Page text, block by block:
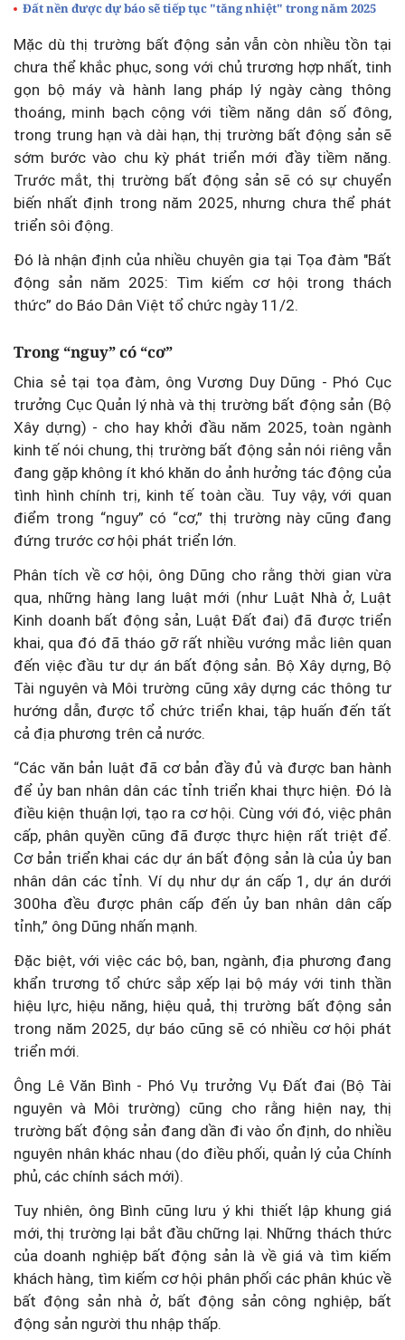
Đất nền được dự báo sẽ tiếp tục "tăng nhiệt" trong năm 2025
Mặc dù thị trường bất động sản vẫn còn nhiều tồn tại
chưa thể khắc phục, song với chủ trương hợp nhất, tinh
gọn bộ máy và hành lang pháp lý ngày càng thông
thoáng, minh bạch cộng với tiềm năng dân số đông,
trong trung hạn và dài hạn, thị trường bất động sản sẽ
sớm bước vào chu kỳ phát triển mới đầy tiềm năng.
Trước mắt, thị trường bất động sản sẽ có sự chuyển
biến nhất định trong năm 2025, nhưng chưa thể phát
triển sôi động.
Đó là nhận định của nhiều chuyên gia tại Tọa đàm "Bất
động sản năm 2025: Tìm kiếm cơ hội trong thách
thức” do Báo Dân Việt tổ chức ngày 11/2.
Trong “nguy” có “cơ”
Chia sẻ tại tọa đàm, ông Vương Duy Dũng - Phó Cục
trưởng Cục Quản lý nhà và thị trường bất động sản (Bộ
Xây dựng) - cho hay khởi đầu năm 2025, toàn ngành
kinh tế nói chung, thị trường bất động sản nói riêng vẫn
đang gặp không ít khó khăn do ảnh hưởng tác động của
tình hình chính trị, kinh tế toàn cầu. Tuy vậy, với quan
điểm trong “nguy” có “cơ,” thị trường này cũng đang
đứng trước cơ hội phát triển lớn.
Phân tích về cơ hội, ông Dũng cho rằng thời gian vừa
qua, những hàng lang luật mới (như Luật Nhà ở, Luật
Kinh doanh bất động sản, Luật Đất đai) đã được triển
khai, qua đó đã tháo gỡ rất nhiều vướng mắc liên quan
đến việc đầu tư dự án bất động sản. Bộ Xây dựng, Bộ
Tài nguyên và Môi trường cũng xây dựng các thông tư
hướng dẫn, được tổ chức triển khai, tập huấn đến tất
cả địa phương trên cả nước.
“Các văn bản luật đã cơ bản đầy đủ và được ban hành
để ủy ban nhân dân các tỉnh triển khai thực hiện. Đó là
điều kiện thuận lợi, tạo ra cơ hội. Cùng với đó, việc phân
cấp, phân quyền cũng đã được thực hiện rất triệt để.
Cơ bản triển khai các dự án bất động sản là của ủy ban
nhân dân các tỉnh. Ví dụ như dự án cấp 1, dự án dưới
300ha đều được phân cấp đến ủy ban nhân dân cấp
tỉnh,” ông Dũng nhấn mạnh.
Đặc biệt, với việc các bộ, ban, ngành, địa phương đang
khẩn trương tổ chức sắp xếp lại bộ máy với tinh thần
hiệu lực, hiệu năng, hiệu quả, thị trường bất động sản
trong năm 2025, dự báo cũng sẽ có nhiều cơ hội phát
triển mới.
Ông Lê Văn Bình - Phó Vụ trưởng Vụ Đất đai (Bộ Tài
nguyên và Môi trường) cũng cho rằng hiện nay, thị
trường bất động sản đang dần đi vào ổn định, do nhiều
nguyên nhân khác nhau (do điều phối, quản lý của Chính
phủ, các chính sách mới).
Tuy nhiên, ông Bình cũng lưu ý khi thiết lập khung giá
mới, thị trường lại bắt đầu chững lại. Những thách thức
của doanh nghiệp bất động sản là về giá và tìm kiếm
khách hàng, tìm kiếm cơ hội phân phối các phân khúc về
bất động sản nhà ở, bất động sản công nghiệp, bất
động sản người thu nhập thấp.